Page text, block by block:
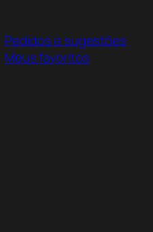
Pedidos e sugestões
Meus favoritos